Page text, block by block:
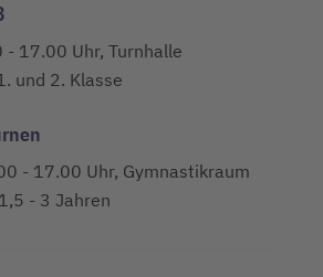
- 17.00 Uhr, Turnhalle
und 2. Klasse
- 17.00 Uhr, Gymnastikraum
- 3 Jahren